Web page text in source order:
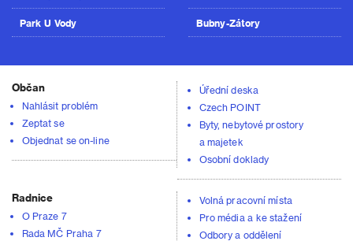
Park U Vody Bubny-Zátory
Občan
Nahlásit problém
Zeptat se
Objednat se on-line
Úřední deska
Czech POINT
Byty, nebytové prostory
a majetek
Osobní doklady
Radnice
O Praze 7
Rada MČ Praha 7
Volná pracovní místa
Pro média a ke stažení
Odbory a oddělení